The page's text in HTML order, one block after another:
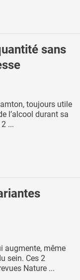
sans
toujours utile
l’alcool durant sa
...
augmente, même
sein. Ces 2
Nature ...